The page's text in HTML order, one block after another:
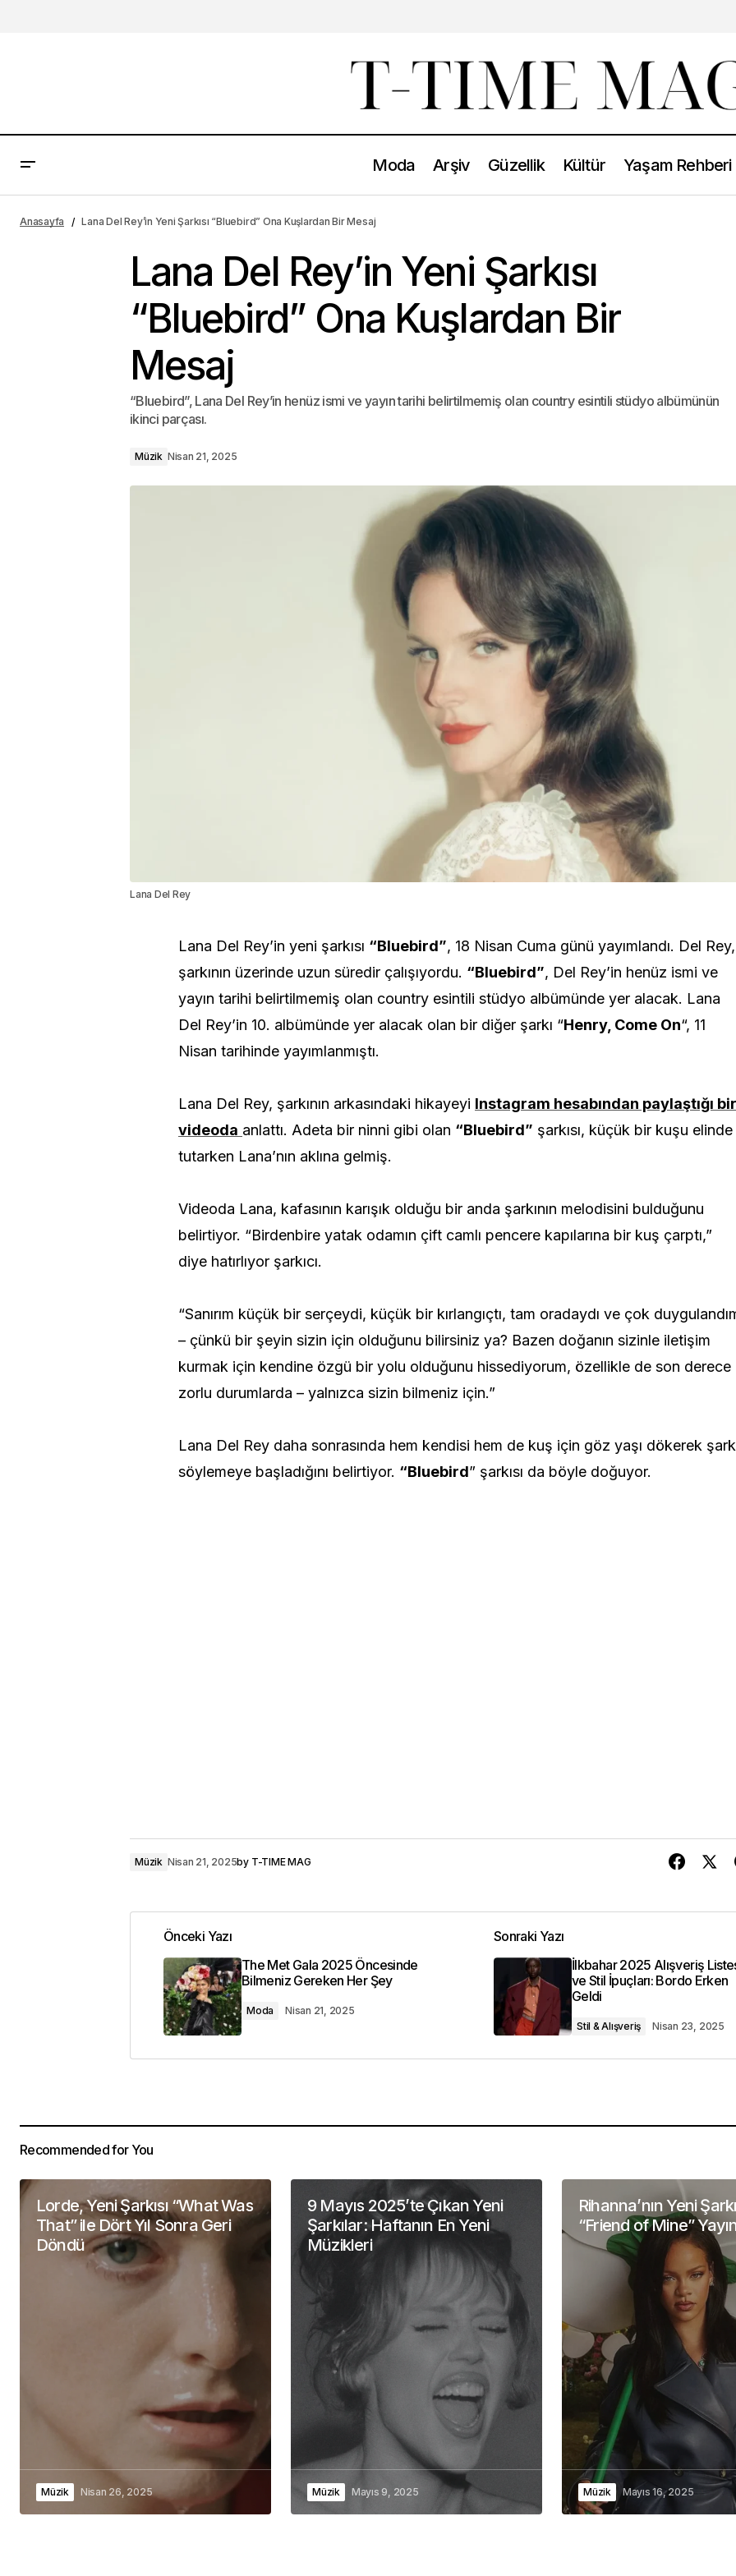
Moda Arşiv Güzellik Kültür Yaşam Rehberi
Anasayfa Lana Del Rey’in Yeni Şarkısı “Bluebird” Ona Kuşlardan Bir Mesaj
Lana Del Rey’in Yeni Şarkısı
“Bluebird” Ona Kuşlardan Bir
Mesaj
“Bluebird”, Lana Del Rey’in henüz ismi ve yayın tarihi belirtilmemiş olan country esintili stüdyo albümünün
ikinci parçası.
Müzik Nisan 21, 2025
Lana Del Rey
Lana Del Rey’in yeni şarkısı “Bluebird”, 18 Nisan Cuma günü yayımlandı. Del Rey,
şarkının üzerinde uzun süredir çalışıyordu. “Bluebird”, Del Rey’in henüz ismi ve
yayın tarihi belirtilmemiş olan country esintili stüdyo albümünde yer alacak. Lana
Del Rey’in 10. albümünde yer alacak olan bir diğer şarkı “Henry, Come On“, 11
Nisan tarihinde yayımlanmıştı.
Lana Del Rey, şarkının arkasındaki hikayeyi Instagram hesabından paylaştığı bir
videoda anlattı. Adeta bir ninni gibi olan “Bluebird” şarkısı, küçük bir kuşu elinde
tutarken Lana’nın aklına gelmiş.
Videoda Lana, kafasının karışık olduğu bir anda şarkının melodisini bulduğunu
belirtiyor. “Birdenbire yatak odamın çift camlı pencere kapılarına bir kuş çarptı,”
diye hatırlıyor şarkıcı.
“Sanırım küçük bir serçeydi, küçük bir kırlangıçtı, tam oradaydı ve çok
– çünkü bir şeyin sizin için olduğunu bilirsiniz ya? Bazen doğanın sizinle iletişim
kurmak için kendine özgü bir yolu olduğunu hissediyorum, özellikle de son derece
zorlu durumlarda – yalnızca sizin bilmeniz için.”
Lana Del Rey daha sonrasında hem kendisi hem de kuş için göz yaşı dökerek
söylemeye başladığını belirtiyor. “Bluebird” şarkısı da böyle doğuyor.
Müzik Nisan 21, 2025by T-TIME MAG
Önceki Yazı
The Met Gala 2025 Öncesinde
Bilmeniz Gereken Her Şey
Moda Nisan 21, 2025
Sonraki Yazı
İlkbahar 2025 Alışveriş
ve Stil İpuçları: Bordo Erken
Geldi
Stil & Alışveriş Nisan 23, 2025
Recommended for You
Lorde, Yeni Şarkısı “What Was
That” ile Dört Yıl Sonra Geri
Döndü
Müzik Nisan 26, 2025
9 Mayıs 2025’te Çıkan Yeni
Şarkılar: Haftanın En Yeni
Müzikleri
Müzik Mayıs 9, 2025
Rihanna’nın Yeni
“Friend of Mine”
Müzik Mayıs 16, 2025